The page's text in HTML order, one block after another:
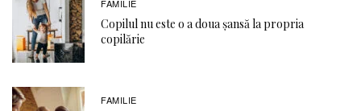
FAMILIE
Copilul nu este o a doua șansă la propria
copilărie
FAMILIE